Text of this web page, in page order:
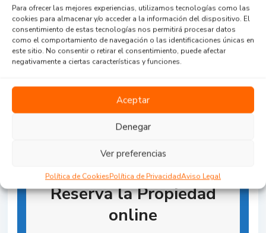
Para ofrecer las mejores experiencias, utilizamos tecnologías como las
cookies para almacenar y/o acceder a la información del dispositivo. El
consentimiento de estas tecnologías nos permitirá procesar datos
como el comportamiento de navegación o las identificaciones únicas en
este sitio. No consentir o retirar el consentimiento, puede afectar
negativamente a ciertas características y funciones.
Aceptar
Denegar
Ver preferencias
Política de CookiesPolítica de PrivacidadAviso Legal
Agent Reviews
...
Reserva la Propiedad
online